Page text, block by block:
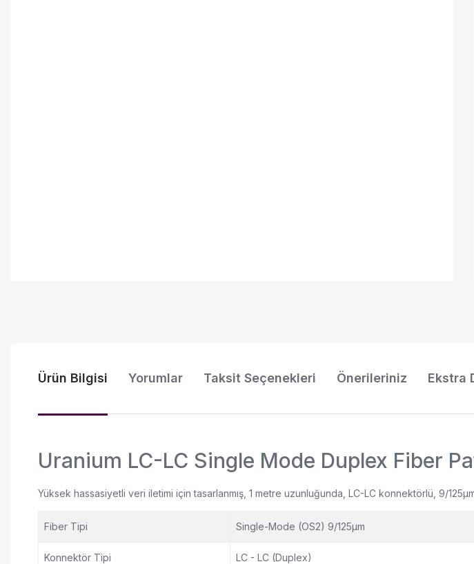
Ürün Bilgisi Yorumlar Taksit Seçenekleri Önerileriniz Ekstra
Uranium LC-LC Single Mode Duplex Fiber
Yüksek hassasiyetli veri iletimi için tasarlanmış, 1 metre uzunluğunda, LC-LC konnektörlü, 9/
Fiber Tipi Single-Mode (OS2) 9/125µm
Konnektör Tipi LC - LC (Duplex)